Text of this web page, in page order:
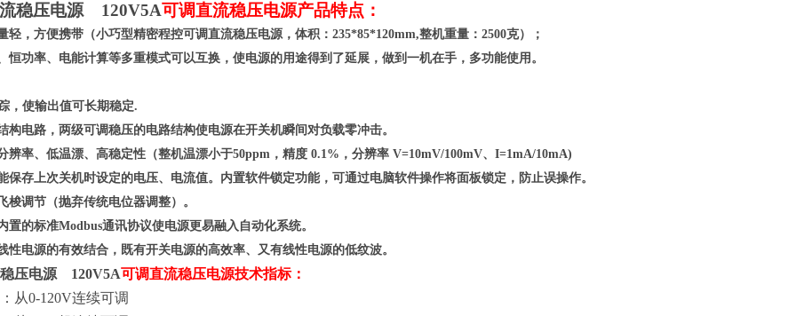
稳压电源 120V5A可调直流稳压电源产品特点：
，方便携带（小巧型精密程控可调直流稳压电源，体积： 235*85*120mm,整机重量： 2500克）；
恒功率、电能计算等多重模式可以互换 ， 使电源的用途得到了延展，做到一机在手，多功能使用。
，使输出值可长期稳定.
构电路，两级可调稳压的电路结构使电源在开关机瞬间对负载零冲击。
率、低温漂、高稳定性（整机温漂小于50ppm，精度 0.1%， 分辨率 V=10mV/100mV、I=1mA/10mA)
存上次关机时设定的电压、电流值。内置软件锁定功能，可通过电脑软件操作将面板锁定，防止误操作。
调节（抛弃传统电位器调整）。
的标准Modbus通讯协议使电源更易融入自动化系统。
性电源的有效结合，既有开关电源的高效率、又有线性电源的低纹波。
压电源 120V5A可调直流稳压电源技术指标：
从0-120V连续可调